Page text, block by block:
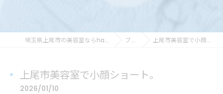
埼玉県上尾市の美容室ならhair salon Mare ブログ 上尾市美容室で小顔ショート。
上尾市美容室で小顔ショート。
2026/01/10